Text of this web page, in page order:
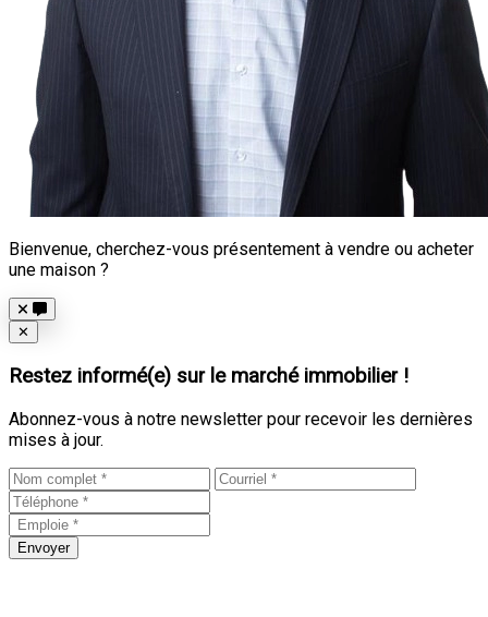
Bienvenue, cherchez-vous présentement à vendre ou acheter
une maison ?
Close
✕
Restez informé(e) sur le marché immobilier !
Abonnez-vous à notre newsletter pour recevoir les dernières
mises à jour.
Envoyer